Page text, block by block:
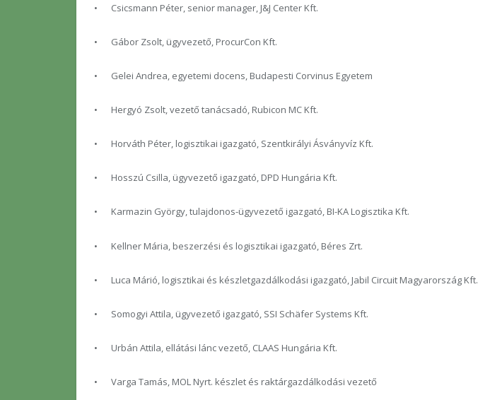
• Csicsmann Péter, senior manager, J&J Center Kft.
• Gábor Zsolt, ügyvezető, ProcurCon Kft.
• Gelei Andrea, egyetemi docens, Budapesti Corvinus Egyetem
• Hergyó Zsolt, vezető tanácsadó, Rubicon MC Kft.
• Horváth Péter, logisztikai igazgató, Szentkirályi Ásványvíz Kft.
• Hosszú Csilla, ügyvezető igazgató, DPD Hungária Kft.
• Karmazin György, tulajdonos-ügyvezető igazgató, BI-KA Logisztika Kft.
• Kellner Mária, beszerzési és logisztikai igazgató, Béres Zrt.
• Luca Márió, logisztikai és készletgazdálkodási igazgató, Jabil Circuit Magyarország Kft.
• Somogyi Attila, ügyvezető igazgató, SSI Schäfer Systems Kft.
• Urbán Attila, ellátási lánc vezető, CLAAS Hungária Kft.
• Varga Tamás, MOL Nyrt. készlet és raktárgazdálkodási vezető